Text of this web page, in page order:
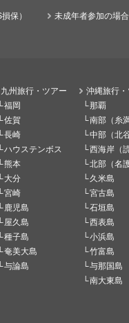
保） 未成年者参加の場
九州旅行・ツアー
福岡
佐賀
長崎
ハウステンボス
熊本
大分
宮崎
鹿児島
屋久島
種子島
奄美大島
与論島
沖縄旅行
那覇
南部（糸
中部（北
西海岸（
北部（名
久米島
宮古島
石垣島
西表島
小浜島
竹富島
与那国島
南大東島